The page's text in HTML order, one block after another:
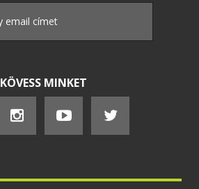
KÖVESS MINKET